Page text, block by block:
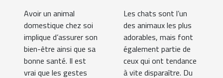
Avoir un animal
domestique chez soi
implique d’assurer son
bien-être ainsi que sa
bonne santé. Il est
vrai que les gestes
Les chats sont l’un
des animaux les plus
adorables, mais font
également partie de
ceux qui ont tendance
à vite disparaître. Du